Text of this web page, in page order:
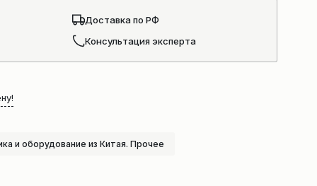
Доставка по РФ
Консультация эксперта
и оборудование из Китая. Прочее